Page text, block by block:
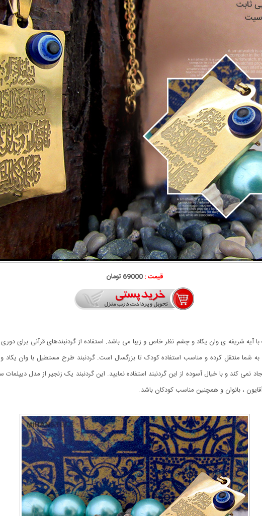
قیمت :69000 تومان
با آیه شریفه ی وان یکاد و چشم نظر خاص و زیبا می باشد. استفاده از گردنبندهای قرآنی
شما منتقل کرده و مناسب استفاده کودک تا بزرگسال است. گردنبند طرح مستطیل با وان
کند و با خیال آسوده از این گردنبند استفاده نمایید. این گردنبند یک زنجیر از مدل
، بانوان و همچنین مناسب کودکان باشد.